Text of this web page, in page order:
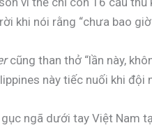
khi nói rằng “chưa bao
cũng than thở “lần này,
này tiếc nuối khi
ngã dưới tay Việt Nam